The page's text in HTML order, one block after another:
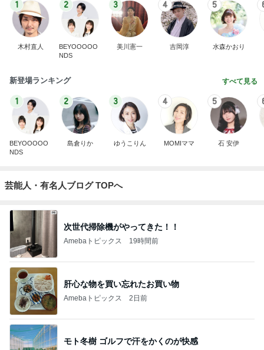
1
木村直人
2
BEYOOOOO
NDS
3
美川憲一
4
吉岡淳
5
水森かおり
新登場ランキング すべて見る
1
BEYOOOOO
NDS
2
島倉りか
3
ゆうこりん
4
MOMIママ
5
石 安伊
芸能人・有名人ブログ TOPへ
次世代掃除機がやってきた！！
Amebaトピックス 19時間前
肝心な物を買い忘れたお買い物
Amebaトピックス 2日前
モト冬樹 ゴルフで汗をかくのが快感